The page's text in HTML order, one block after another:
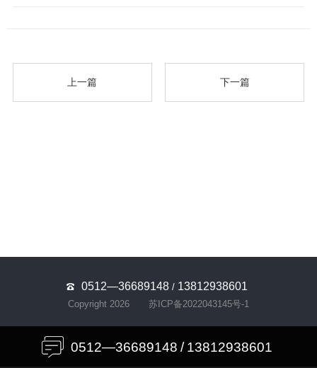
上一篇 下一篇
0512—36689148 / 13812938601
Copyright 2026 苏ICP备2022043145号-1
0512—36689148 / 13812938601